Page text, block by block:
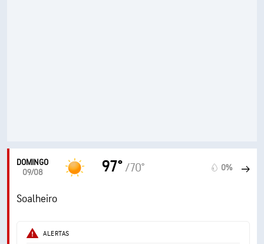
DOMINGO
09/08
97° /70° 0%
Soalheiro
ALERTAS